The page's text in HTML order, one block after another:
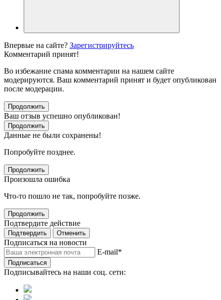
Впервые на сайте? Зарегистрируйтесь
Комментарий принят!
Во избежание спама комментарии на нашем сайте
модерируются. Ваш комментарий принят и будет опубликован
после модерации.
Продолжить
Ваш отзыв успешно опубликован!
Продолжить
Данные не были сохранены!
Попробуйте позднее.
Продолжить
Произошла ошибка
Что-то пошло не так, попробуйте позже.
Продолжить
Подтвердите действие
Подтвердить Отменить
Подписаться на новости
E-mail*
Подписаться
Подписывайтесь на наши соц. сети: